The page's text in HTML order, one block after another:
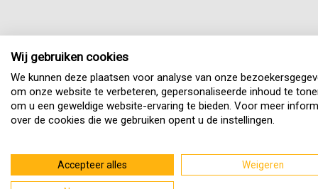
Wij gebruiken cookies
We kunnen deze plaatsen voor analyse van onze
om onze website te verbeteren, gepersonaliseerde inhoud te
om u een geweldige website-ervaring te bieden. Voor meer
over de cookies die we gebruiken opent u de instellingen.
Accepteer alles Weigeren